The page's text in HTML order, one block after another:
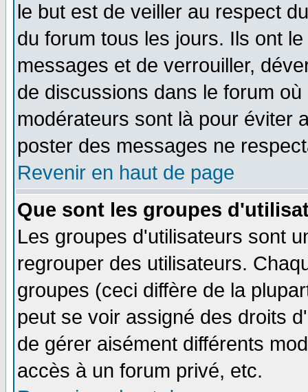
le but est de veiller au respect
du forum tous les jours. Ils ont
messages et de verrouiller,
de discussions dans le forum
modérateurs sont là pour éviter
poster des messages ne
Revenir en haut de page
Que sont les groupes
Les groupes d'utilisateurs sont
regrouper des utilisateurs.
groupes (ceci diffère de la
peut se voir assigné des droits
de gérer aisément différents
accès à un forum privé, etc.